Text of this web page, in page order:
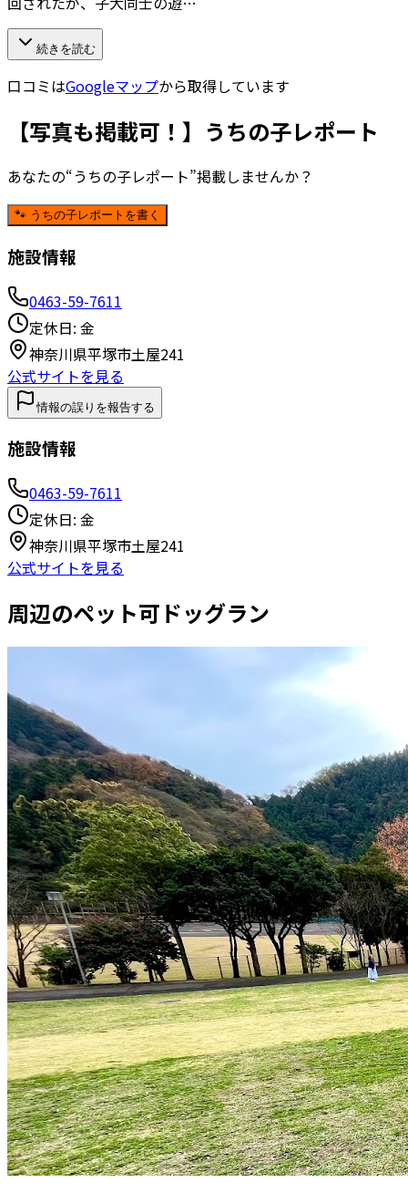
続きを読む
口コミはGoogleマップから取得しています
【写真も掲載可！】うちの子レポート
あなたの“うちの子レポート”掲載しませんか？
🐾 うちの子レポートを書く
施設情報
0463-59-7611
定休日: 金
神奈川県平塚市土屋241
公式サイトを見る
情報の誤りを報告する
施設情報
0463-59-7611
定休日: 金
神奈川県平塚市土屋241
公式サイトを見る
周辺のペット可ドッグラン